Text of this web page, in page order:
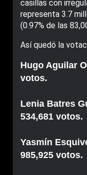
casillas con
representa 3.7
(0.97% de las
Así quedó la
Hugo Aguilar
votos.
Lenia Batres
534,681 votos.
Yasmín
985,925 votos.